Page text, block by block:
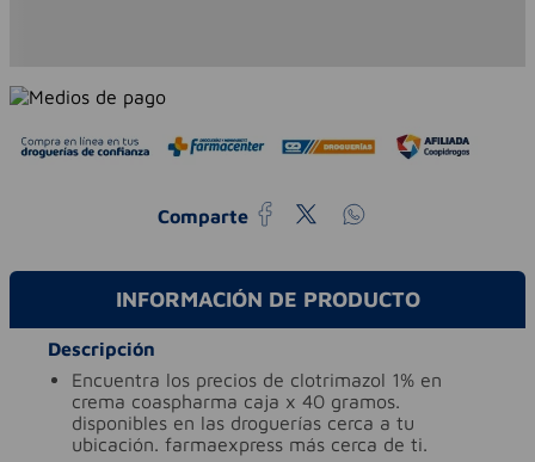
Comparte
INFORMACIÓN DE PRODUCTO
Descripción
encuentra los precios de clotrimazol 1% en
crema coaspharma caja x 40 gramos.
disponibles en las droguerías cerca a tu
ubicación. farmaexpress más cerca de ti.